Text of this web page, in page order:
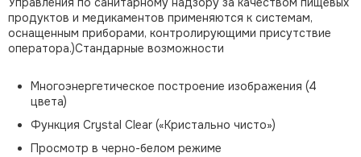
продуктов и медикаментов применяются к системам,
оснащенным приборами, контролирующими присутствие
оператора.)Стандарные возможности
Многоэнергетическое построение изображения (4
цвета)
Функция Crystal Clear («Кристально чисто»)
Просмотр в черно-белом режиме